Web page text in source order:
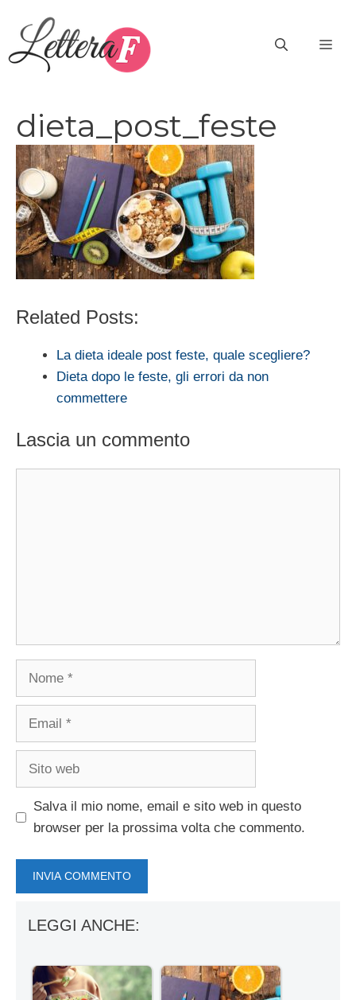
contenuto
dieta_post_feste
Related Posts:
La dieta ideale post feste, quale scegliere?
Dieta dopo le feste, gli errori da non
commettere
Lascia un commento
Nome
Email
Sito
Salva il mio nome, email e sito web in questo
browser per la prossima volta che commento.
LEGGI ANCHE: